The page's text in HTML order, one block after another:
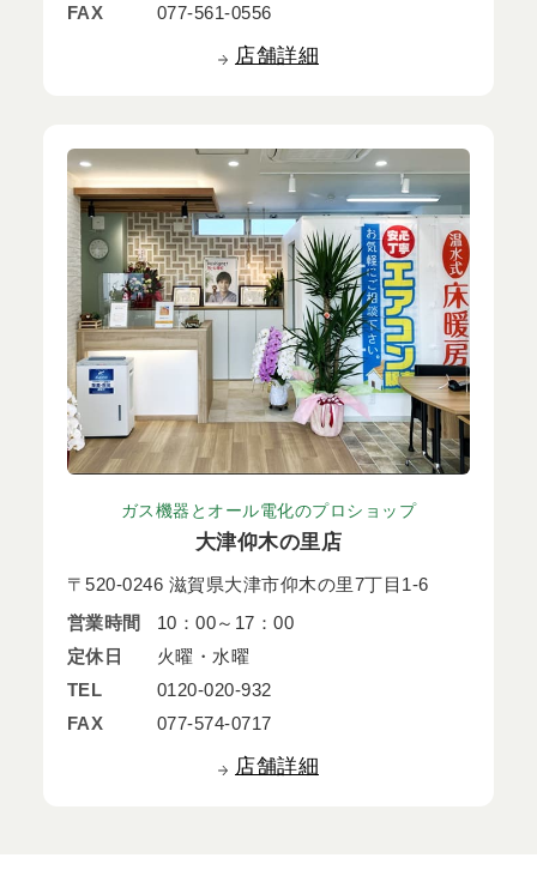
FAX
077-561-0556
店舗詳細
ガス機器とオール電化のプロショップ
大津仰木の里店
〒520-0246 滋賀県大津市仰木の里7丁目1-6
営業時間
10：00～17：00
定休日
火曜・水曜
TEL
0120-020-932
FAX
077-574-0717
店舗詳細